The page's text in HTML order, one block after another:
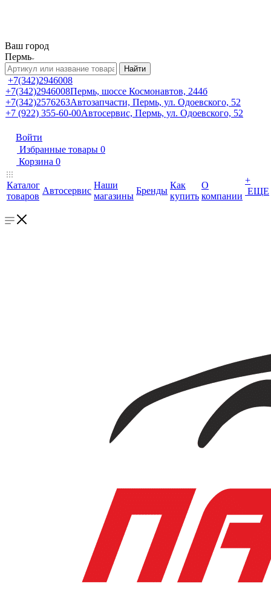
Ваш город
Пермь
Найти
+7(342)2946008
+7(342)2946008Пермь, шоссе Космонавтов, 244б
+7(342)2576263Автозапчасти, Пермь, ул. Одоевского, 52
+7 (922) 355-60-00Автосервис, Пермь, ул. Одоевского, 52
Войти
Избранные товары 0
Корзина 0
Каталог
товаров
Автосервис
Наши
магазины
Бренды
Как
купить
О
компании
+
ЕЩЕ